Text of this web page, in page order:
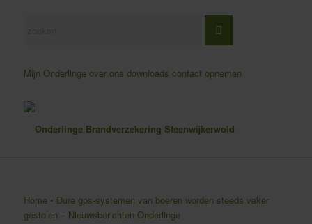
Mijn Onderlinge over ons downloads contact opnemen
Home• Dure gps-systemen van boeren worden steeds vaker
gestolen – Nieuwsberichten Onderlinge